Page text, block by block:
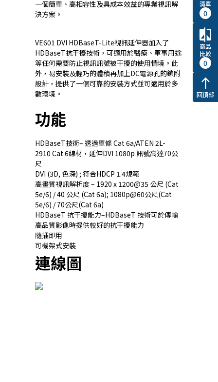
一個簡單、高相容性及具成本效益的專業視訊解
決方案。
VE601 DVI HDBaseT-Lite視訊延伸器加入了
HDBaseT抗干擾技術，可適用於醫療、軍事用途
等任何需要防止視訊訊號被干擾的使用情境。此
外，易安裝及輕巧的體積再加上DC電源孔的鎖附
設計，提供了一個可靠的安裝方式並可適用於多
數環境。
功能
HDBaseT技術– 透過單條 Cat 6a/ATEN 2L-
2910 Cat 6線材，延伸DVI 1080p 訊號高達70公
尺
DVI (3D, 色深) ; 符合HDCP 1.4規範
高畫質視訊解析度 – 1920 x 1200@35 公尺 (Cat
5e/6) / 40 公尺 (Cat 6a); 1080p@60公尺(Cat
5e/6) / 70公尺(Cat 6a)
HDBaseT 抗干擾能力–HDBaseT 技術可於傳輸
高品質影像時提供較好的抗干擾能力
隨插即用
可機架式安裝
連線圖
清單
0
compare
商品
比較
0
north
回頂部